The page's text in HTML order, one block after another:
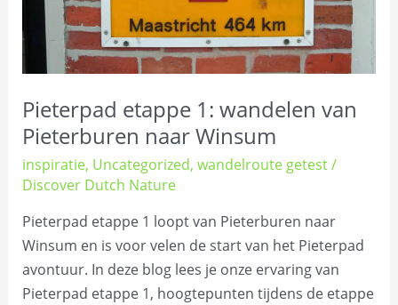
Pieterpad etappe 1: wandelen van
Pieterburen naar Winsum
inspiratie, Uncategorized,wandelroute getest/
Discover Dutch Nature
Pieterpad etappe 1 loopt van Pieterburen naar
Winsum en is voor velen de start van het Pieterpad
avontuur. In deze blog lees je onze ervaring van
Pieterpad etappe 1, hoogtepunten tijdens de etappe